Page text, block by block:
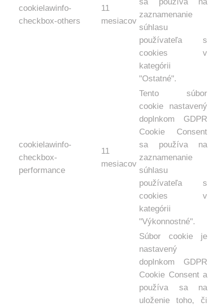
cookielawinfo-
checkbox-others
11
mesiacov
zaznamenanie
súhlasu
používateľa s
cookies v
kategórii
"Ostatné".
cookielawinfo-
checkbox-
performance
11
mesiacov
Tento súbor
cookie nastavený
doplnkom GDPR
Cookie Consent
sa používa na
zaznamenanie
súhlasu
používateľa s
cookies v
kategórii
"Výkonnostné".
Súbor cookie je
nastavený
doplnkom GDPR
Cookie Consent a
používa sa na
uloženie toho, či